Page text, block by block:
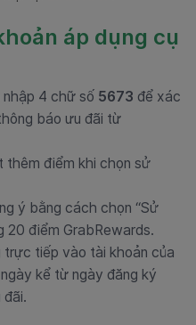
áp dụng cụ
nhập 4 chữ số 5673 để xác
báo ưu đãi từ
thêm điểm khi chọn sử
ý bằng cách chọn “Sử
20 điểm GrabRewards.
tiếp vào tài khoản của
kể từ ngày đăng ký
đãi.